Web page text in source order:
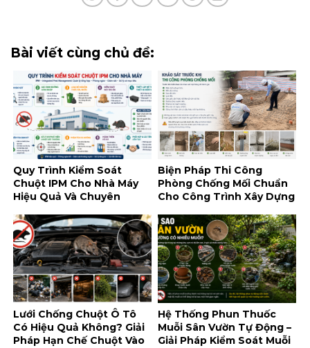
Bài viết cùng chủ đề:
Quy Trình Kiểm Soát
Chuột IPM Cho Nhà Máy
Hiệu Quả Và Chuyên
Biện Pháp Thi Công
Phòng Chống Mối Chuẩn
Cho Công Trình Xây Dựng
Lưới Chống Chuột Ô Tô
Có Hiệu Quả Không? Giải
Pháp Hạn Chế Chuột Vào
Hệ Thống Phun Thuốc
Muỗi Sân Vườn Tự Động –
Giải Pháp Kiểm Soát Muỗi